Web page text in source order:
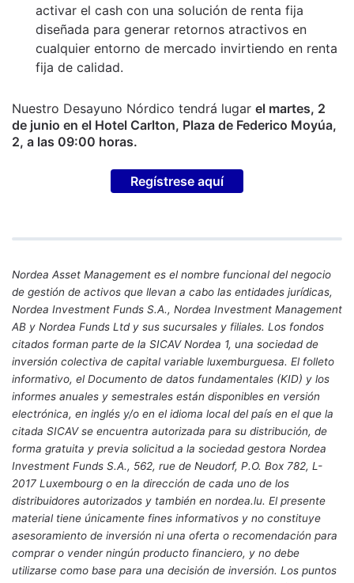
activar el cash con una solución de renta fija
diseñada para generar retornos atractivos en
cualquier entorno de mercado invirtiendo en renta
fija de calidad.
Nuestro Desayuno Nórdico tendrá lugar el martes, 2
de junio en el Hotel Carlton, Plaza de Federico Moyúa,
2, a las 09:00 horas.
Regístrese aquí
Nordea Asset Management es el nombre funcional del negocio
de gestión de activos que llevan a cabo las entidades jurídicas,
Nordea Investment Funds S.A., Nordea Investment Management
AB y Nordea Funds Ltd y sus sucursales y filiales. Los fondos
citados forman parte de la SICAV Nordea 1, una sociedad de
inversión colectiva de capital variable luxemburguesa. El folleto
informativo, el Documento de datos fundamentales (KID) y los
informes anuales y semestrales están disponibles en versión
electrónica, en inglés y/o en el idioma local del país en el que la
citada SICAV se encuentra autorizada para su distribución, de
forma gratuita y previa solicitud a la sociedad gestora Nordea
Investment Funds S.A., 562, rue de Neudorf, P.O. Box 782, L-
2017 Luxembourg o en la dirección de cada uno de los
distribuidores autorizados y también en nordea.lu. El presente
material tiene únicamente fines informativos y no constituye
asesoramiento de inversión ni una oferta o recomendación para
comprar o vender ningún producto financiero, y no debe
utilizarse como base para una decisión de inversión. Los puntos